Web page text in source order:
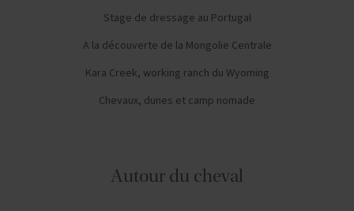
Stage de dressage au Portugal
A la découverte de la Mongolie Centrale
Kara Creek, working ranch du Wyoming
Chevaux, dunes et camp nomade
Autour du cheval